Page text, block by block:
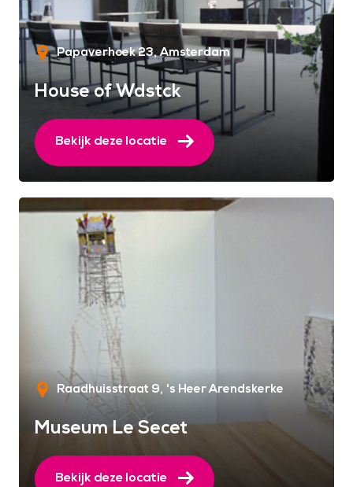
Papaverhoek 23 Amsterdam
House of Wdstck
Bekijk deze locatie
Raadhuisstraat 9 's Heer Arendskerke
Museum Le Secet
Bekijk deze locatie